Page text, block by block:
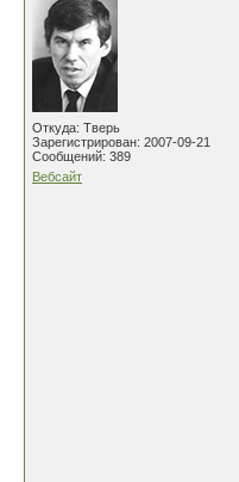
Откуда: Тверь
Зарегистрирован: 2007-09-21
Сообщений: 389
Вебсайт